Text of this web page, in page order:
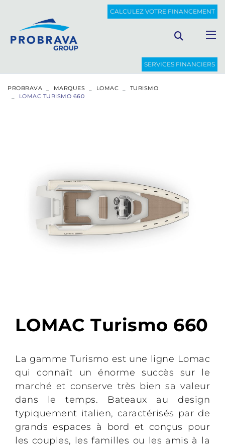
CALCULEZ VOTRE FINANCEMENT
SERVICES FINANCIERS
PROBRAVA MARQUES LOMAC
TURISMO
LOMAC TURISMO 660
LOMAC Turismo 660
La gamme Turismo est une ligne Lomac
qui connaît un énorme succès sur le
marché et conserve très bien sa valeur
dans le temps. Bateaux au design
typiquement italien, caractérisés par de
grands espaces à bord et conçus pour
les couples, les familles ou les amis à la